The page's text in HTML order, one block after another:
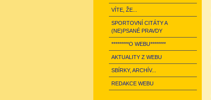
VÍTE, ŽE...
SPORTOVNÍ CITÁTY A
(NE)PSANÉ PRAVDY
*********O WEBU********
AKTUALITY Z WEBU
SBÍRKY, ARCHÍV...
REDAKCE WEBU